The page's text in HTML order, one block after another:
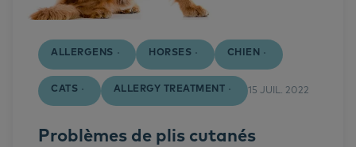
ALLERGENS HORSES CHIEN
CATS ALLERGY TREATMENT 15 JUIL. 2022
Problèmes de plis cutanés